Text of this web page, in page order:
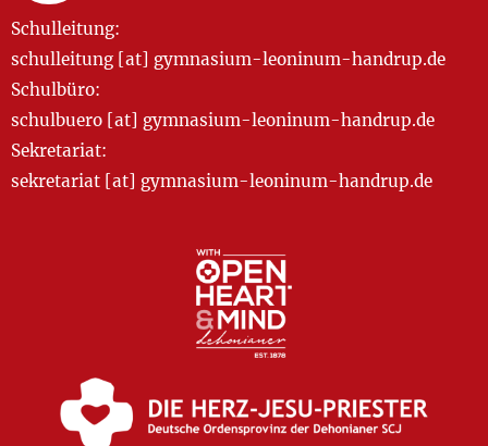
Schulleitung:
schulleitung [at] gymnasium-leoninum-handrup.de
Schulbüro:
schulbuero [at] gymnasium-leoninum-handrup.de
Sekretariat:
sekretariat [at] gymnasium-leoninum-handrup.de